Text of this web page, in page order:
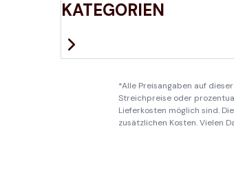
KATEGORIEN
*Alle Preisangaben auf
Streichpreise oder
Lieferkosten möglich sind.
zusätzlichen Kosten. Vielen